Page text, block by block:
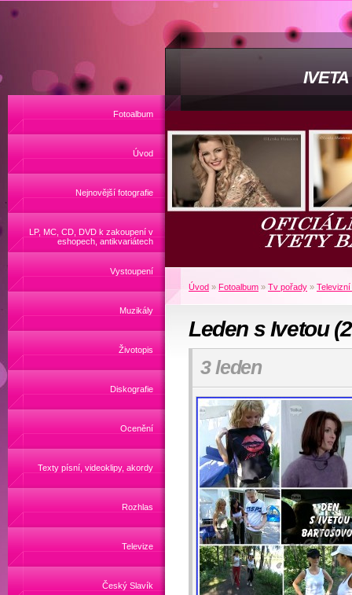
Fotoalbum
Úvod
Nejnovější fotografie
LP, MC, CD, DVD k zakoupení v
eshopech, antikvariátech
Vystoupení
Muzikály
Životopis
Diskografie
Ocenění
Texty písní, videoklipy, akordy
Rozhlas
Televize
Český Slavík
Úvod » Fotoalbum » Tv pořady »
Leden s Ivetou
3 leden